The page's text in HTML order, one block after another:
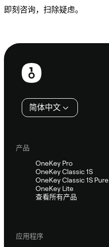
即刻咨询，扫除疑虑。
页
简体中文
产品
OneKey Pro
OneKey Classic 1S
OneKey Classic 1S Pure
OneKey Lite
查看所有产品
应用程序